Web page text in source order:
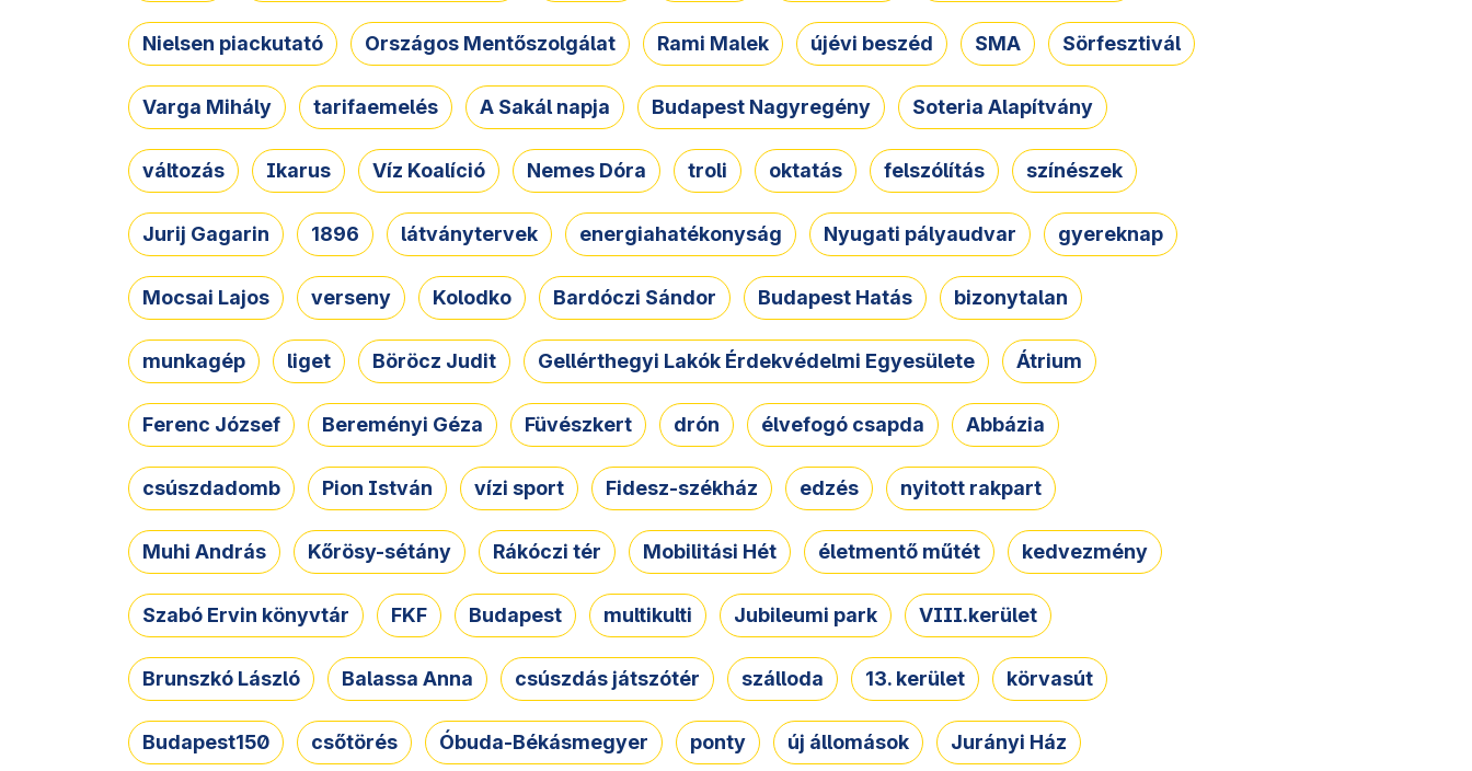
Nielsen piackutató Országos Mentőszolgálat Rami Malek újévi beszéd SMA Sörfesztivál
Varga Mihály tarifaemelés A Sakál napja Budapest Nagyregény Soteria Alapítvány
változás Ikarus Víz Koalíció Nemes Dóra troli oktatás felszólítás színészek
Jurij Gagarin 1896 látványtervek energiahatékonyság Nyugati pályaudvar gyereknap
Mocsai Lajos verseny Kolodko Bardóczi Sándor Budapest Hatás bizonytalan
munkagép liget Böröcz Judit Gellérthegyi Lakók Érdekvédelmi Egyesülete Átrium
Ferenc József Bereményi Géza Füvészkert drón élvefogó csapda Abbázia
csúszdadomb Pion István vízi sport Fidesz-székház edzés nyitott rakpart
Muhi András Kőrösy-sétány Rákóczi tér Mobilitási Hét életmentő műtét kedvezmény
Szabó Ervin könyvtár FKF Budapest multikulti Jubileumi park VIII.kerület
Brunszkó László Balassa Anna csúszdás játszótér szálloda 13. kerület körvasút
Budapest150 csőtörés Óbuda-Békásmegyer ponty új állomások Jurányi Ház